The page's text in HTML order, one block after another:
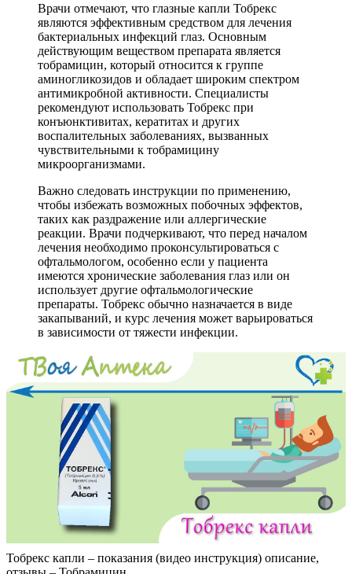
Врачи отмечают, что глазные капли Тобрекс
являются эффективным средством для лечения
бактериальных инфекций глаз. Основным
действующим веществом препарата является
тобрамицин, который относится к группе
аминогликозидов и обладает широким спектром
антимикробной активности. Специалисты
рекомендуют использовать Тобрекс при
конъюнктивитах, кератитах и других
воспалительных заболеваниях, вызванных
чувствительными к тобрамицину
микроорганизмами.
Важно следовать инструкции по применению,
чтобы избежать возможных побочных эффектов,
таких как раздражение или аллергические
реакции. Врачи подчеркивают, что перед началом
лечения необходимо проконсультироваться с
офтальмологом, особенно если у пациента
имеются хронические заболевания глаз или он
использует другие офтальмологические
препараты. Тобрекс обычно назначается в виде
закапываний, и курс лечения может варьироваться
в зависимости от тяжести инфекции.
Тобрекс капли – показания (видео инструкция) описание,